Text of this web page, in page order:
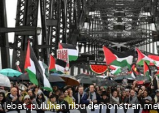
lebat, puluhan ribu demonstran